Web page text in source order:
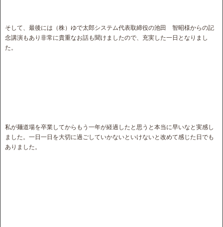
そして、最後には（株）ゆで太郎システム代表取締役の池田 智昭様からの記
念講演もあり非常に貴重なお話も聞けましたので、充実した一日となりまし
た。
私が麺道場を卒業してからもう一年が経過したと思うと本当に早いなと実感し
ました。一日一日を大切に過ごしていかないといけないと改めて感じた日でも
ありました。